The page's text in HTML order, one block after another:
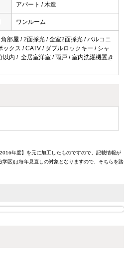
アパート / 木造
ワンルーム
部屋 / 2面採光 / 全室2面採光 / バルコニ
クス / CATV / ダブルロックキー / シャ
内 / 全居室洋室 / 雨戸 / 室内洗濯機置き
年度】を元に加工したものですので、記載情報が
区)は毎年見直しの対象となりますので、そちらを踏